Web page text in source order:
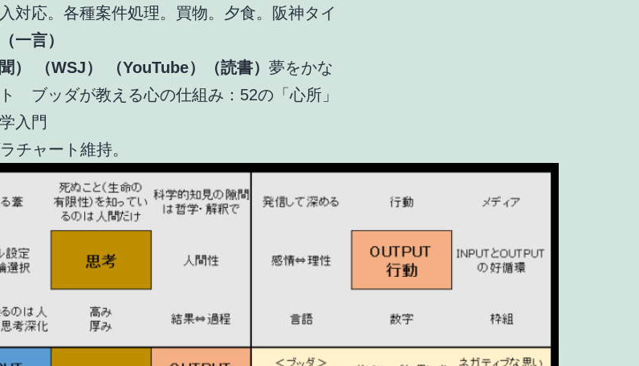
対応。各種案件処理。買物。夕食。阪神タイ
（一言）
）
（WSJ） （YouTube）（読書） 夢をかな
ブッダが教える心の仕組み：52の「心所」
入門
チャート維持。